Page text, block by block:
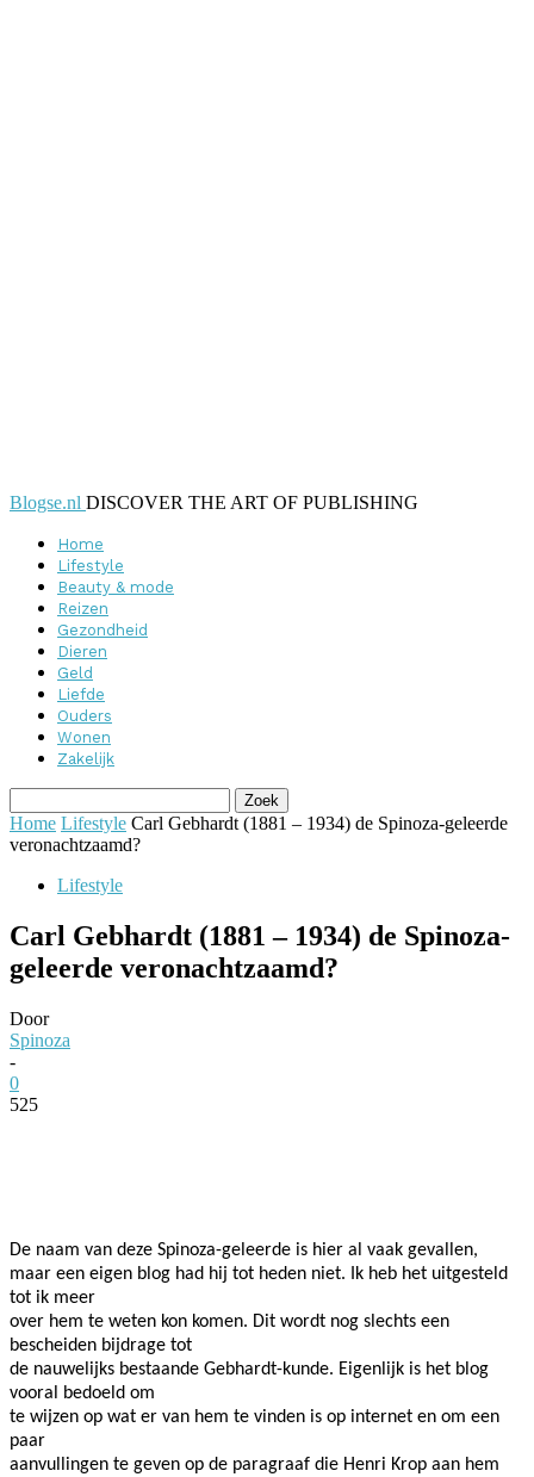
Blogse.nl DISCOVER THE ART OF PUBLISHING
Home
Lifestyle
Beauty & mode
Reizen
Gezondheid
Dieren
Geld
Liefde
Ouders
Wonen
Zakelijk
Home Lifestyle Carl Gebhardt (1881 – 1934) de Spinoza-geleerde
veronachtzaamd?
Lifestyle
Carl Gebhardt (1881 – 1934) de Spinoza-
geleerde veronachtzaamd?
Door
Spinoza
-
0
525
De naam van deze Spinoza-geleerde is hier al vaak gevallen,
maar een eigen blog had hij tot heden niet. Ik heb het uitgesteld
tot ik meer
over hem te weten kon komen. Dit wordt nog slechts een
bescheiden bijdrage tot
de nauwelijks bestaande Gebhardt-kunde. Eigenlijk is het blog
vooral bedoeld om
te wijzen op wat er van hem te vinden is op internet en om een
paar
aanvullingen te geven op de paragraaf die Henri Krop aan hem